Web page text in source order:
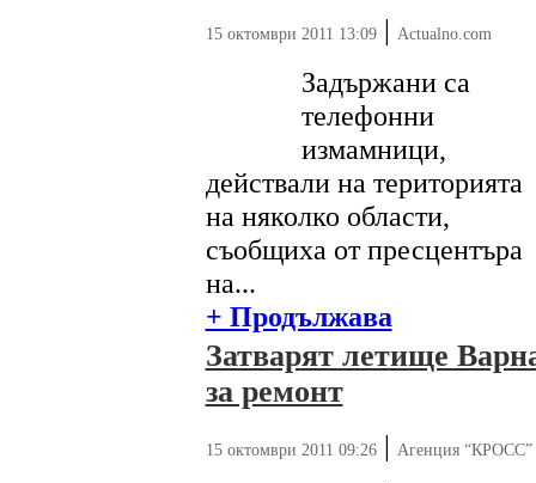
15 октомври 2011 13:09| Actualno.com
Задържани са
телефонни
измамници,
действали на територията
на няколко области,
съобщиха от пресцентъра
на...
+ Продължава
Затварят летище
за ремонт
15 октомври 2011 09:26| Агенция “КРОСС”